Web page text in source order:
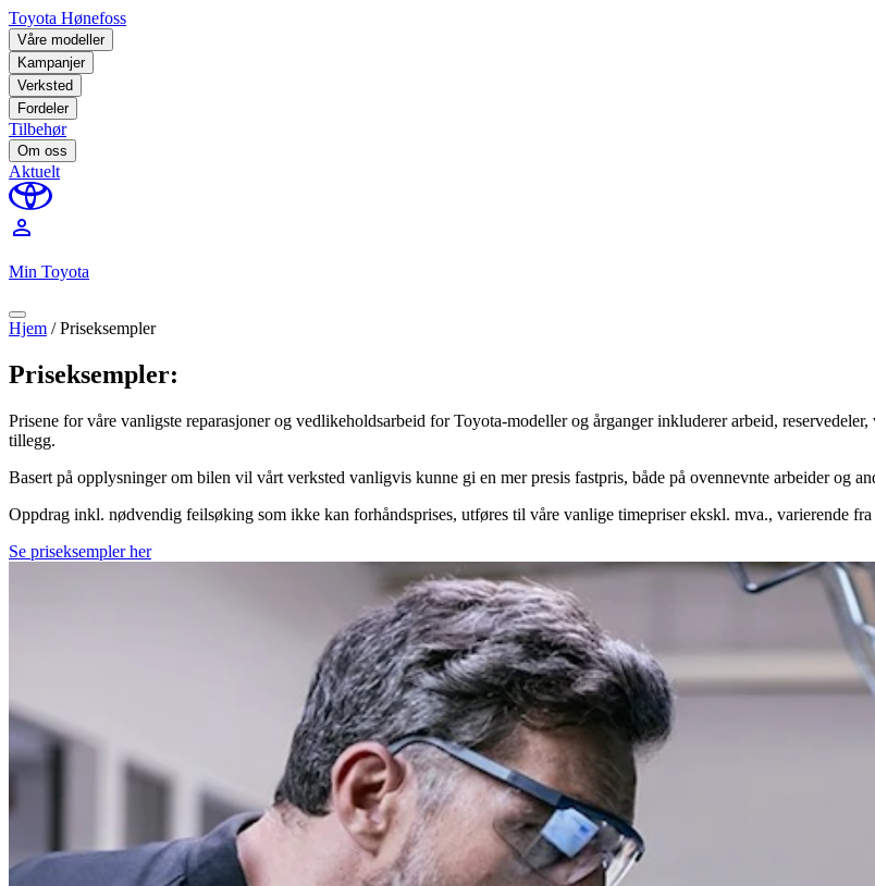
Toyota Hønefoss
Våre modeller
Kampanjer
Verksted
Fordeler
Tilbehør
Om oss
Aktuelt
perm_identity
Min Toyota
Hjem /Priseksempler
Priseksempler:
Prisene for våre vanligste reparasjoner og vedlikeholdsarbeid for Toyota-modeller og årganger inkluderer arbeid,
tillegg.
Basert på opplysninger om bilen vil vårt verksted vanligvis kunne gi en mer presis fastpris, både på ovennevnte arbeider og
Oppdrag inkl. nødvendig feilsøking som ikke kan forhåndsprises, utføres til våre vanlige timepriser ekskl. mva., varierende
Se priseksempler her